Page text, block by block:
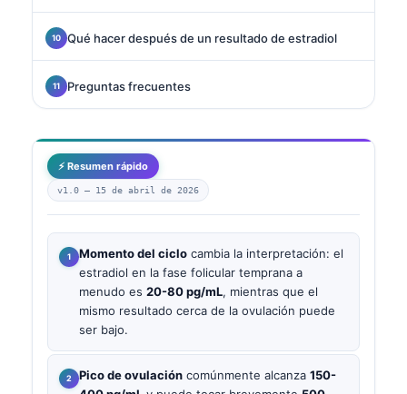
Qué hacer después de un resultado de estradiol
Preguntas frecuentes
⚡ Resumen rápido
v1.0 — 15 de abril de 2026
Momento del ciclo cambia la interpretación: el
estradiol en la fase folicular temprana a
menudo es 20-80 pg/mL, mientras que el
mismo resultado cerca de la ovulación puede
ser bajo.
Pico de ovulación comúnmente alcanza 150-